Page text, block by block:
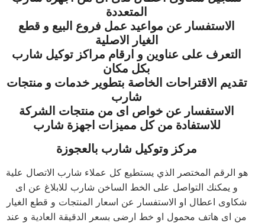
المتعددة
الاستفسار عن مواعيد عمل فروع البيع و قطع
الغيار الاصلية
التعرف على عناوين و ارقام مراكز توكيل شارب
بكل مكان
تقديم الاقتراحات الخاصة بتطوير خدمات و منتجات
شارب
الاستفسار عن خواص اى من منتجات الشركة
للاستفادة من كل مميزات اجهزة شارب
مركز وتوكيل شارب بالعجوزة
هو الرقم المختصر الذي يستطيع كل عملاء شارب الاتصال علية
و يمكنك التواصل على الخط الساخن شارب للابلاغ عن اى
شكاوى اعطال او الاستفسار عن اسعار المنتجات و قطع الغيار
من اى هاتف محمول او خط ارضى بسعر الدقيقة العادية و عند